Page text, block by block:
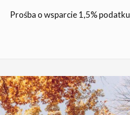
Prośba o wsparcie 1,5% podatku